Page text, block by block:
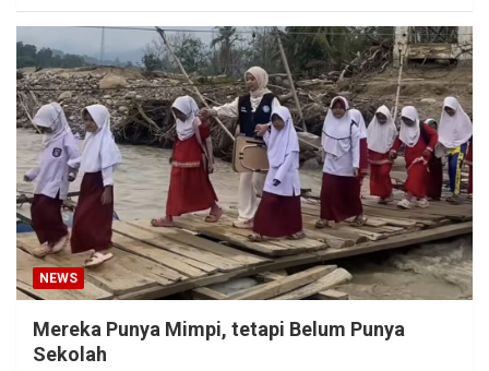
NEWS
Mereka Punya Mimpi, tetapi Belum Punya
Sekolah